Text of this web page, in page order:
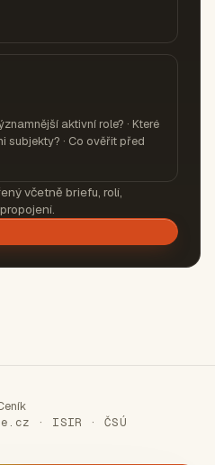
aktivní role? · Které
subjekty? · Co ověřit před
včetně briefu, rolí,
· ISIR · ČSÚ